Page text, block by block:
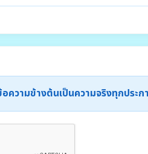
ความข้างต้นเป็นความจริงทุกปร